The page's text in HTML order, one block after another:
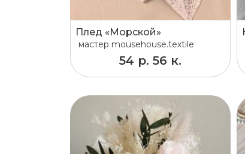
Плед «Морской»
мастер mousehouse.textile
54 р. 56 к.